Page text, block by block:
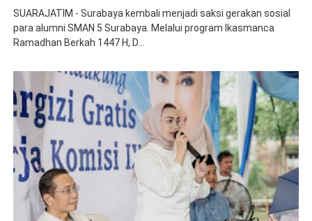
SUARAJATIM - Surabaya kembali menjadi saksi gerakan sosial
para alumni SMAN 5 Surabaya. Melalui program Ikasmanca
Ramadhan Berkah 1447 H, D...